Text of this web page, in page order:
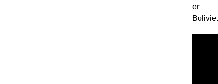
en
Bolivie.